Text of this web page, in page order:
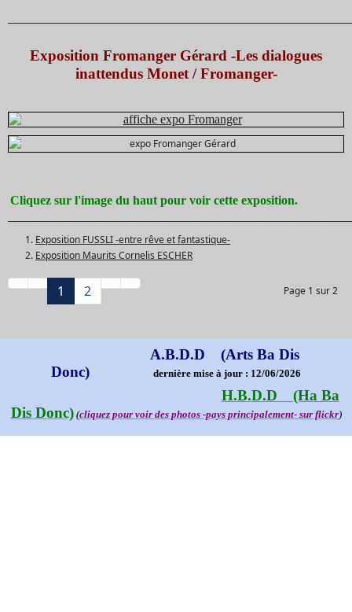
Exposition Fromanger Gérard -Les dialogues
inattendus Monet / Fromanger-
Cliquez sur l'image du haut pour voir cette exposition.
Exposition FUSSLI -entre rêve et fantastique-
Exposition Maurits Cornelis ESCHER
Page 1 sur 2
1 2
A.B.D.D (Arts Ba Dis
Donc)
dernière mise à jour : 12/06/2026
H.B.D.D (Ha Ba
Dis Donc)(cliquez pour voir des photos -pays principalement- sur flickr)